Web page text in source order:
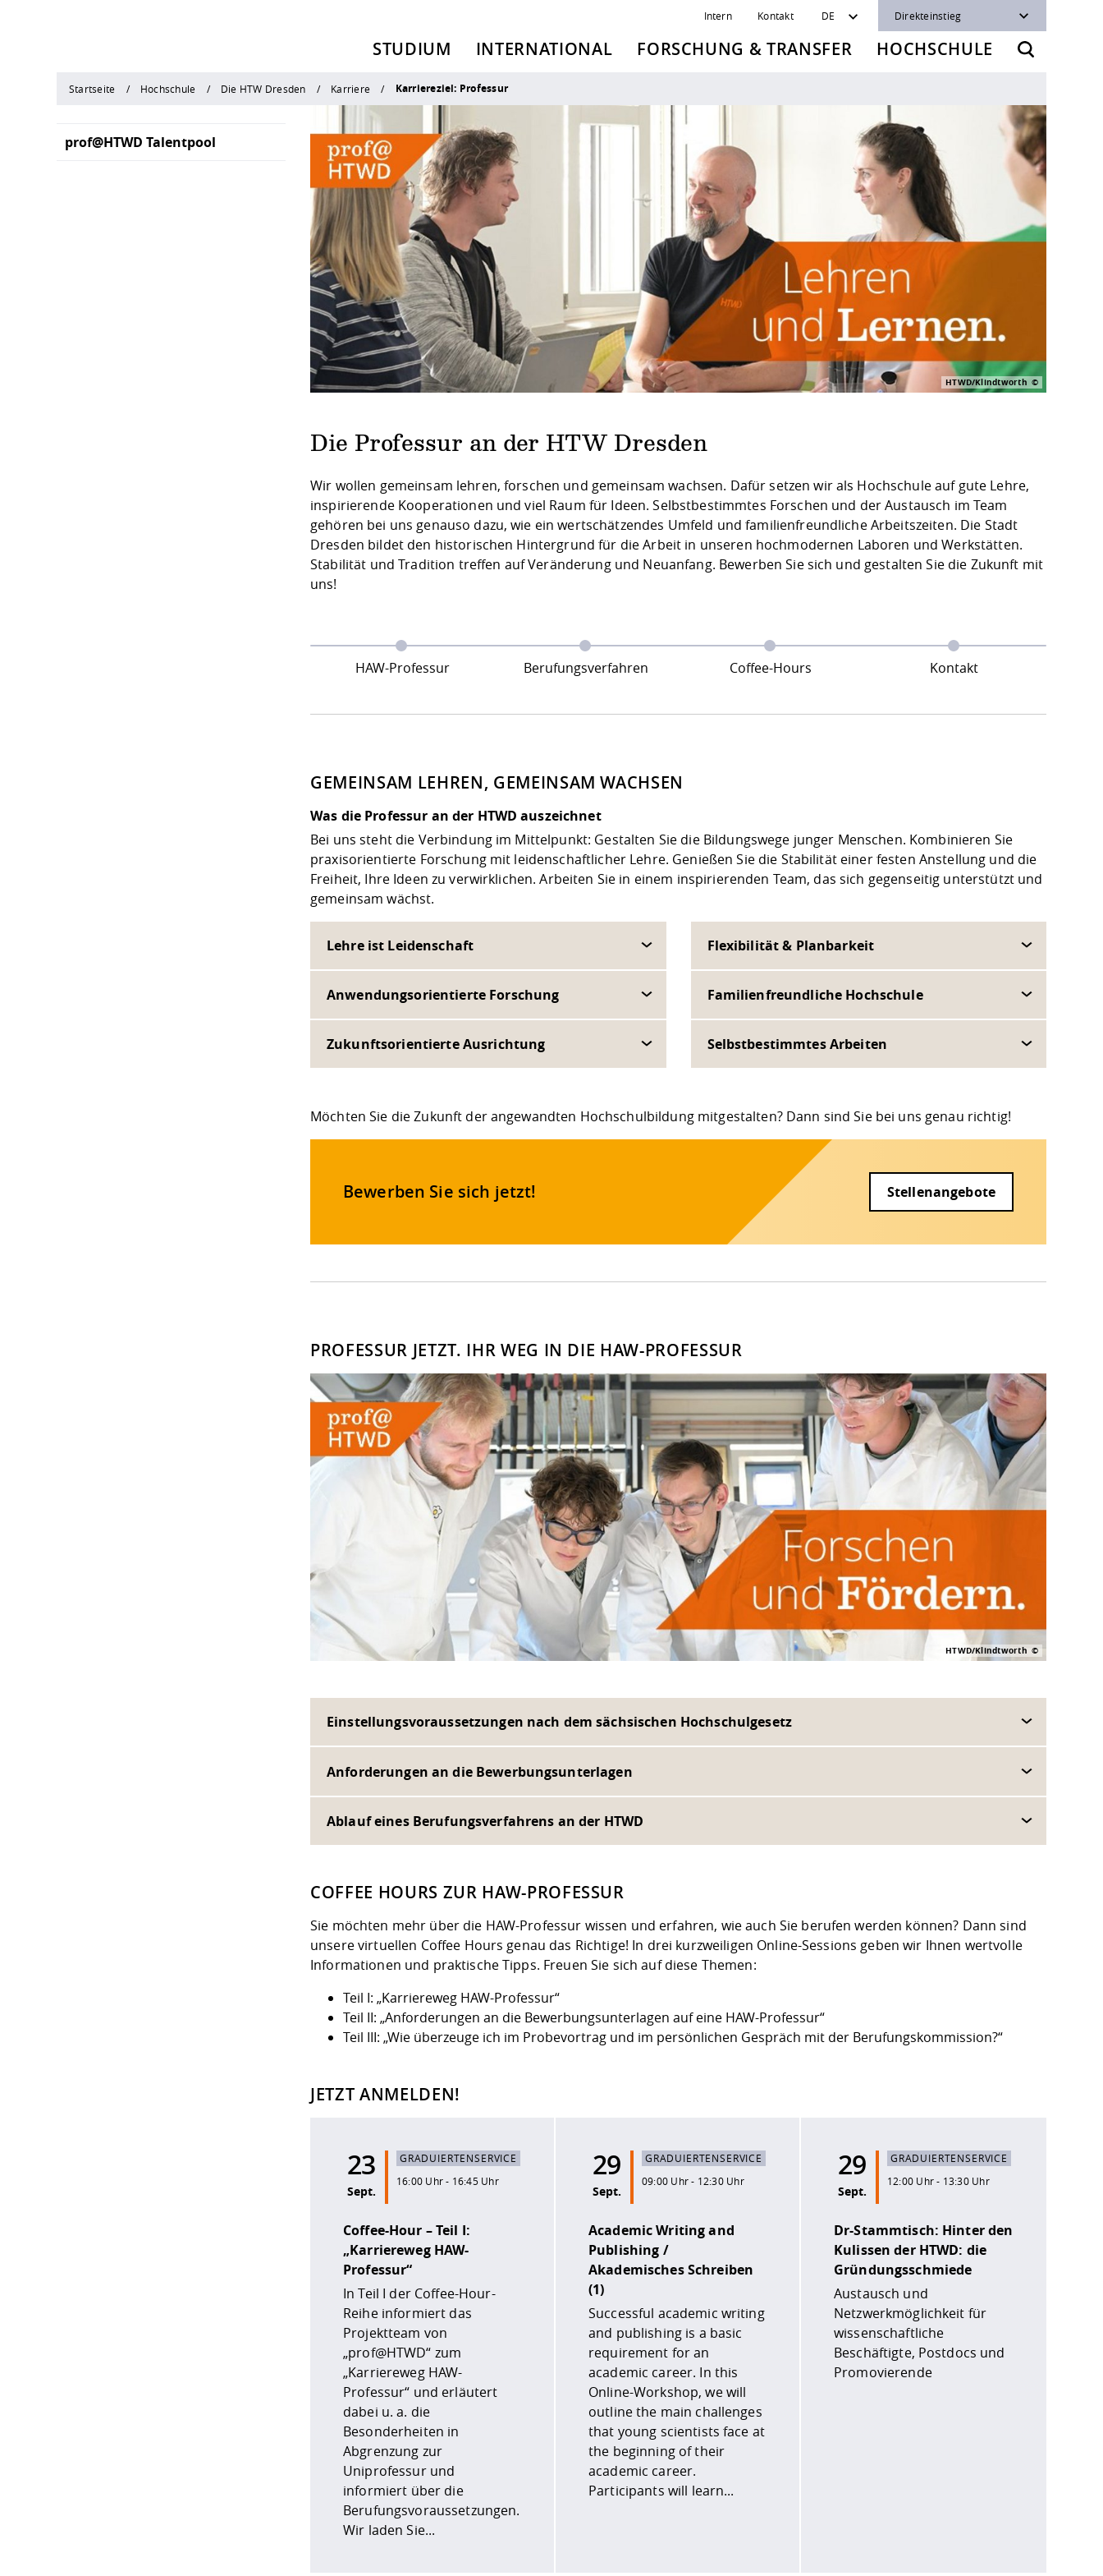
Intern Kontakt DE Direkteinstieg
STUDIUM INTERNATIONAL FORSCHUNG & TRANSFER HOCHSCHULE
Startseite Hochschule Die HTW Dresden Karriere Karriereziel: Professur
prof@HTWD Talentpool
HTWD/Klindtworth
Die Professur an der HTW Dresden
Wir wollen gemeinsam lehren, forschen und gemeinsam wachsen. Dafür setzen wir als Hochschule auf gute Lehre,
inspirierende Kooperationen und viel Raum für Ideen. Selbstbestimmtes Forschen und der Austausch im Team
gehören bei uns genauso dazu, wie ein wertschätzendes Umfeld und familienfreundliche Arbeitszeiten. Die Stadt
Dresden bildet den historischen Hintergrund für die Arbeit in unseren hochmodernen Laboren und Werkstätten.
Stabilität und Tradition treffen auf Veränderung und Neuanfang. Bewerben Sie sich und gestalten Sie die Zukunft mit
uns!
HAW-Professur Berufungsverfahren Coffee-Hours Kontakt
GEMEINSAM LEHREN, GEMEINSAM WACHSEN
Was die Professur an der HTWD auszeichnet
Bei uns steht die Verbindung im Mittelpunkt: Gestalten Sie die Bildungswege junger Menschen. Kombinieren Sie
praxisorientierte Forschung mit leidenschaftlicher Lehre. Genießen Sie die Stabilität einer festen Anstellung und die
Freiheit, Ihre Ideen zu verwirklichen. Arbeiten Sie in einem inspirierenden Team, das sich gegenseitig unterstützt und
gemeinsam wächst.
Lehre ist Leidenschaft
Anwendungsorientierte Forschung
Zukunftsorientierte Ausrichtung
Flexibilität & Planbarkeit
Familienfreundliche Hochschule
Selbstbestimmtes Arbeiten
Möchten Sie die Zukunft der angewandten Hochschulbildung mitgestalten? Dann sind Sie bei uns genau richtig!
Bewerben Sie sich jetzt! Stellenangebote
PROFESSUR JETZT. IHR WEG IN DIE HAW-PROFESSUR
HTWD/Klindtworth
Einstellungsvoraussetzungen nach dem sächsischen Hochschulgesetz
Anforderungen an die Bewerbungsunterlagen
Ablauf eines Berufungsverfahrens an der HTWD
COFFEE HOURS ZUR HAW-PROFESSUR
Sie möchten mehr über die HAW-Professur wissen und erfahren, wie auch Sie berufen werden können? Dann sind
unsere virtuellen Coffee Hours genau das Richtige! In drei kurzweiligen Online-Sessions geben wir Ihnen wertvolle
Informationen und praktische Tipps. Freuen Sie sich auf diese Themen:
Teil I: „Karriereweg HAW-Professur“
Teil II: „Anforderungen an die Bewerbungsunterlagen auf eine HAW-Professur“
Teil III: „Wie überzeuge ich im Probevortrag und im persönlichen Gespräch mit der Berufungskommission?“
JETZT ANMELDEN!
23
Sept.
16:00 Uhr - 16:45 Uhr
GRADUIERTENSERVICE
Coffee-Hour – Teil I:
„Karriereweg HAW-
Professur“
In Teil I der Coffee-Hour-
Reihe informiert das
Projektteam von
„prof@HTWD“ zum
„Karriereweg HAW-
Professur“ und erläutert
dabei u. a. die
Besonderheiten in
Abgrenzung zur
Uniprofessur und
informiert über die
Berufungsvoraussetzungen.
Wir laden Sie...
29
Sept.
09:00 Uhr - 12:30 Uhr
GRADUIERTENSERVICE
Academic Writing and
Publishing /
Akademisches Schreiben
(1)
Successful academic writing
and publishing is a basic
requirement for an
academic career. In this
Online-Workshop, we will
outline the main challenges
that young scientists face at
the beginning of their
academic career.
Participants will learn...
29
Sept.
12:00 Uhr - 13:30 Uhr
GRADUIERTENSERVICE
Dr-Stammtisch: Hinter den
Kulissen der HTWD: die
Gründungsschmiede
Austausch und
Netzwerkmöglichkeit für
wissenschaftliche
Beschäftigte, Postdocs und
Promovierende